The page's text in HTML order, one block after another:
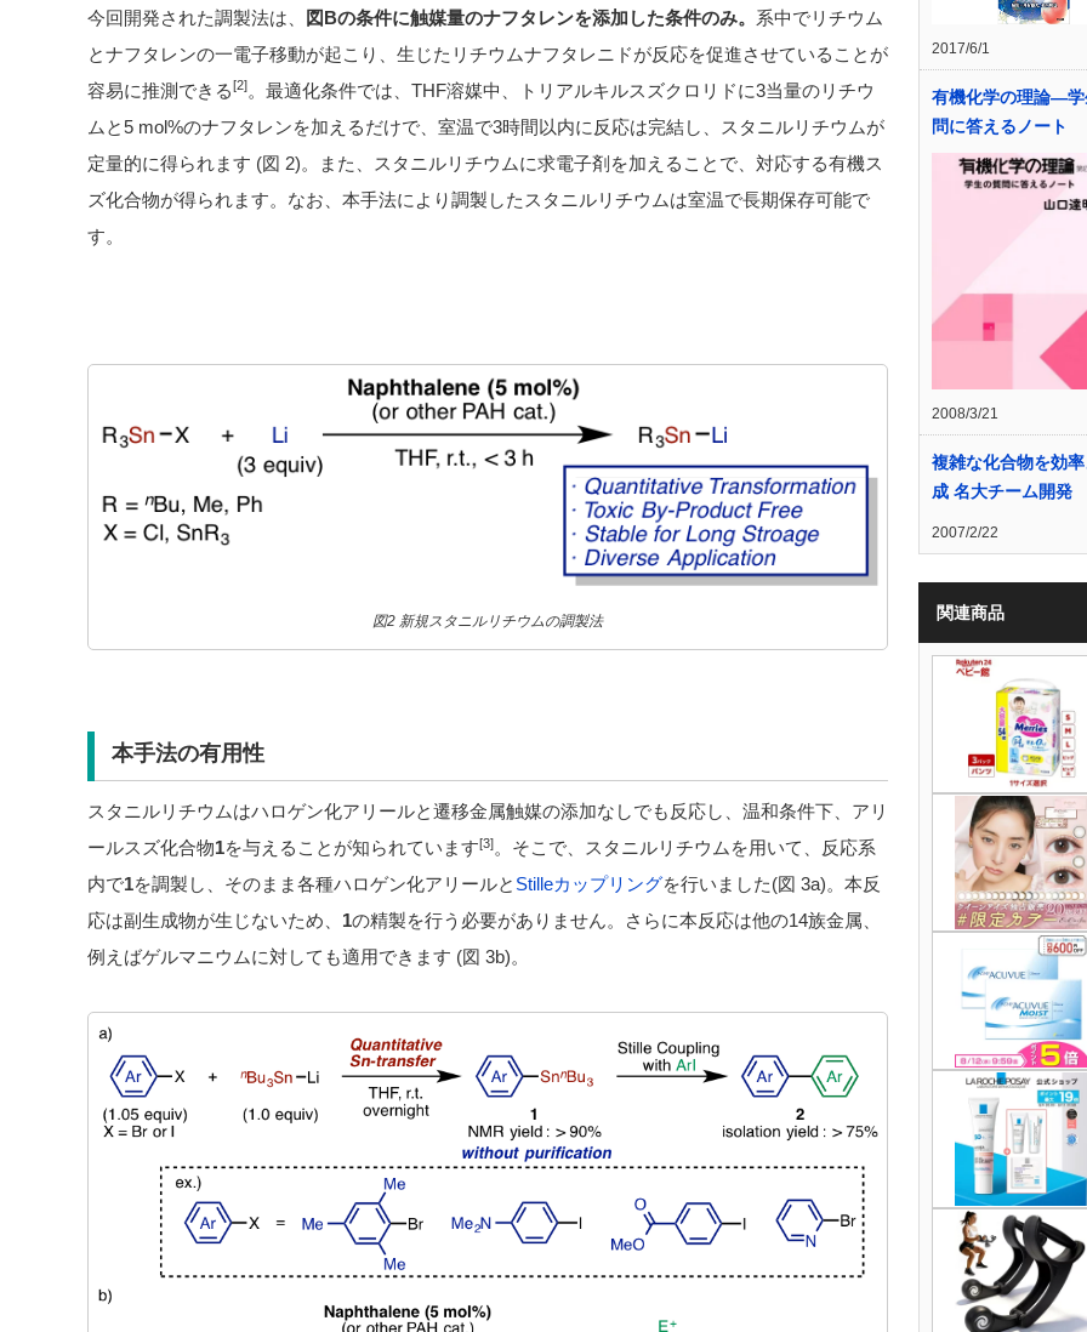
今回開発された調製法は、 図Bの条件に触媒量のナフタレンを添加した条件のみ。 系中でリチウム
とナフタレンの一電子移動が起こり、生じたリチウムナフタレニドが反応を促進させていることが
容易に推測できる[2]。最適化条件では、THF溶媒中、トリアルキルスズクロリドに3当量のリチウ
ムと5 mol%のナフタレンを加えるだけで、室温で3時間以内に反応は完結し、スタニルリチウムが
定量的に得られます (図 2)。また、スタニルリチウムに求電子剤を加えることで、対応する有機ス
ズ化合物が得られます。なお、本手法により調製したスタニルリチウムは室温で長期保存可能で
す。
図2 新規スタニルリチウムの調製法
本手法の有用性
スタニルリチウムはハロゲン化アリールと遷移金属触媒の添加なしでも反応し、温和条件下、アリ
ールスズ化合物1を与えることが知られています[3]。そこで、スタニルリチウムを用いて、反応系
内で1を調製し、そのまま各種ハロゲン化アリールと Stilleカップリングを行いました(図 3a)。本反
応は副生成物が生じないため、 1の精製を行う必要がありません。さらに本反応は他の14族金属、
例えばゲルマニウムに対しても適用できます (図 3b)。
2017/6/1
有機化学の理論―学
問に答えるノート
2008/3/21
複雑な化合物を効
成 名大チーム開発
2007/2/22
関連商品